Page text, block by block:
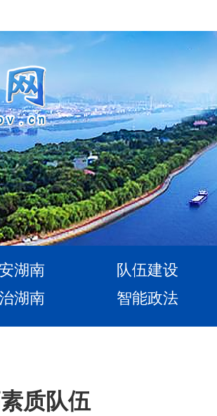
湖南
队伍建设
湖南 智能政法
质队伍